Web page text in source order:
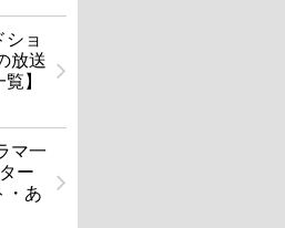
ショ
放送
】
マ一
ー
・あ